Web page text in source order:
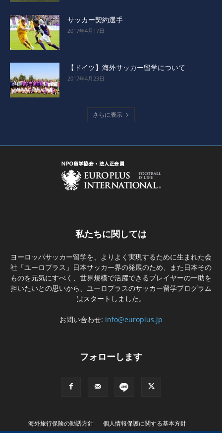
サッカー契約選手
2017年4月17日
【ドイツ】海外サッカー留学について
2017年4月23日
さらに表示
私たちに関しては
ヨーロッパサッカー留学を、よりよく実現するために生まれた会
社「ユーロプラス」日本サッカー界の発展のため、また日本その
ものを元気にすべく、世界規模で活躍できるプレイヤーの一助を
担いたいとの思いから、ユーロプラスのサッカー留学プログラム
はスタートしました。
お問い合わせ: info@europlus.jp
フォローします
海外旅行保険の勧誘方針
個人情報保護に関する基本方針